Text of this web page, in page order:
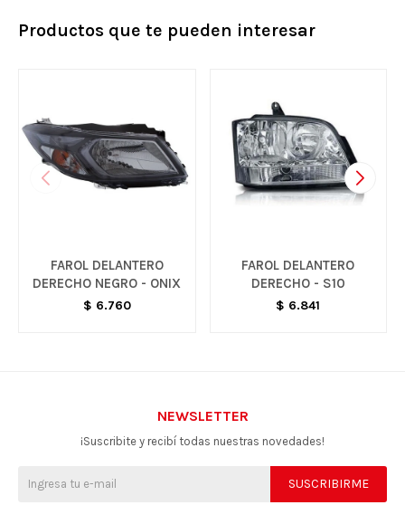
Productos que te pueden interesar
FAROL DELANTERO
DERECHO NEGRO - ONIX
$ 6.760
FAROL DELANTERO
DERECHO - S10
$ 6.841
NEWSLETTER
¡Suscribite y recibí todas nuestras novedades!
SUSCRIBIRME